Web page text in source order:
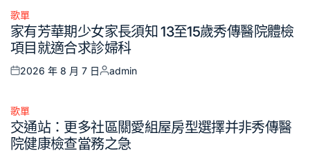
Posted
in
歌單
家有芳華期少女家長須知 13至15歲秀傳醫院體檢
項目就適合求診婦科
Posted
2026 年 8 月 7 日
Posted
admin
Posted
in
歌單
交通站：更多社區關愛組屋房型選擇并非秀傳醫
院健康檢查當務之急